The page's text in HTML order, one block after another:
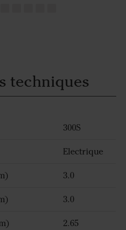
techniques
300S
Electrique
3.0
3.0
2.65